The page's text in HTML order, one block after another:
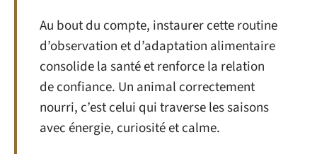
Au bout du compte, instaurer cette routine
d’observation et d’adaptation alimentaire
consolide la santé et renforce la relation
de confiance. Un animal correctement
nourri, c’est celui qui traverse les saisons
avec énergie, curiosité et calme.